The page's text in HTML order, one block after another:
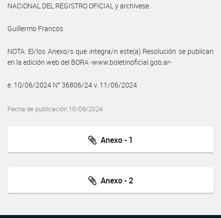
NACIONAL DEL REGISTRO OFICIAL y archívese.
Guillermo Francos
NOTA: El/los Anexo/s que integra/n este(a) Resolución se publican
en la edición web del BORA -www.boletinoficial.gob.ar-
e. 10/06/2024 N° 36806/24 v. 11/06/2024
Fecha de publicación 10/06/2024
Anexo - 1
Anexo - 2